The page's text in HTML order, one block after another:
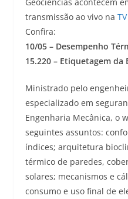
transmissão ao vivo na
Confira:
10/05 – Desempenho
15.220 – Etiquetagem da
Ministrado pelo
especializado em
Engenharia Mecânica, o
seguintes assuntos:
índices; arquitetura
térmico de paredes,
solares; mecanismos e
consumo e uso final de